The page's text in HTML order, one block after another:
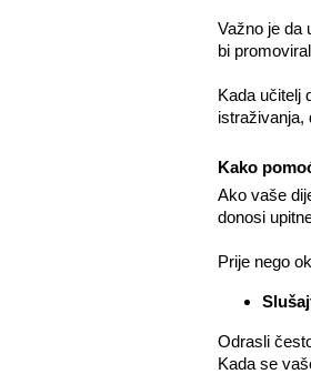
Važno je da
bi
Kada učitelj
istraživanja,
Kako
Ako vaše
donosi
Prije nego
Odrasli
Kada se